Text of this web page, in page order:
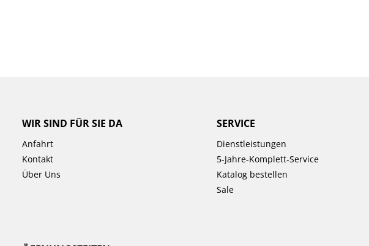
WIR SIND FÜR SIE DA
Anfahrt
Kontakt
Über Uns
SERVICE
Dienstleistungen
5-Jahre-Komplett-Service
Katalog bestellen
Sale